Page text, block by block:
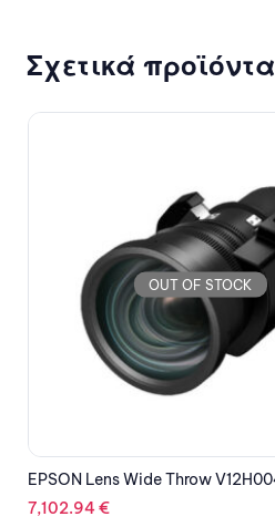
Σχετικά προϊόντα
OUT OF STOCK
EPSON Celing Kit V12H003B26
395.63€